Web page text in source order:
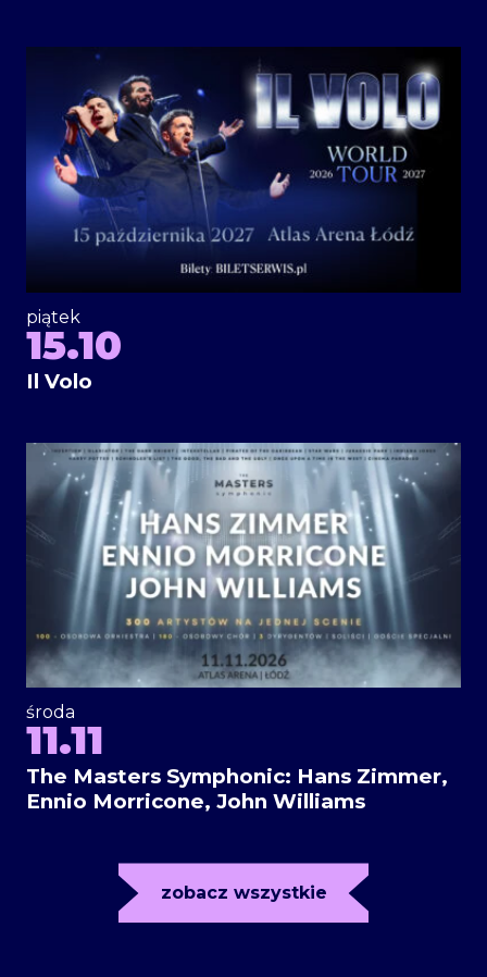
piątek
15.10
Il Volo
środa
11.11
The Masters Symphonic: Hans Zimmer,
Ennio Morricone, John Williams
zobacz wszystkie